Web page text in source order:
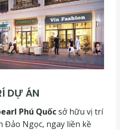
DỰ ÁN
Phú Quốcsở hữu vị trí
Đảo Ngọc, ngay liền kề